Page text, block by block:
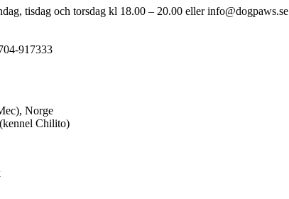
tisdag och torsdag kl 18.00 – 20.00 eller info@dogpaws.se
917333
Norge
Chilito)